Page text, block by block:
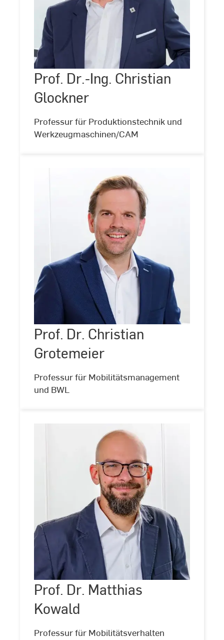
©
Andreas
Schlote
(www.andreasschlote.de)
Prof. Dr.-Ing. Christian
Glockner
Professur für Produktionstechnik und
Werkzeugmaschinen/CAM
Prof.
Dr.-
Ing.
Christian
Glockner
©
Andreas
Schlote
(www.andreasschlote.de)
Prof. Dr. Christian
Grotemeier
Professur für Mobilitätsmanagement
und BWL
Prof.
Christian
Grotemeier
©
Andreas
Schlote
(www.andreasschlote.de)
Prof. Dr. Matthias
Kowald
Professur für Mobilitätsverhalten
Prof.
Dr.
Matthias
Kowald